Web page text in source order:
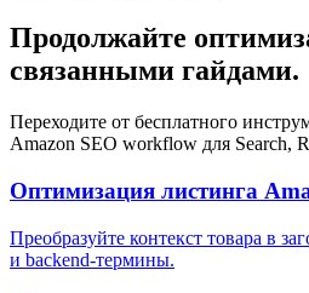
Продолжайте
связанными гайдами.
Переходите от бесплатного
Amazon SEO workflow для Search,
Оптимизация листинга
Преобразуйте контекст товара в
и backend-термины.